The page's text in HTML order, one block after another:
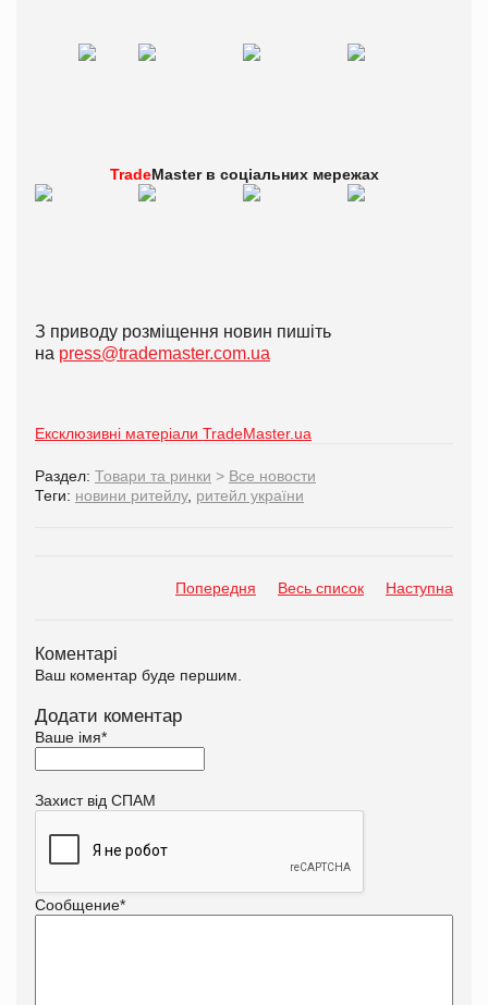
TradeMaster в соціальних мережах
З приводу розміщення новин пишіть
на press@trademaster.com.ua
Ексклюзивні матеріали TradeMaster.ua
Раздел: Товари та ринки > Все новости
Теги: новини ритейлу, ритейл україни
Попередня Весь список Наступна
Коментарі
Ваш коментар буде першим.
Додати коментар
Ваше імя*
Захист від СПАМ
Сообщение*